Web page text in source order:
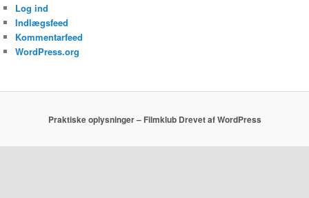
Log ind
Indlægsfeed
Kommentarfeed
WordPress.org
Praktiske oplysninger – Filmklub Drevet af WordPress